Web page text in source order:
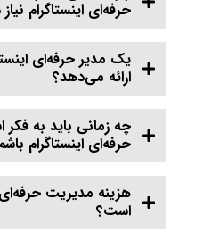
حرفه‌ای اینستاگرام نیاز
یک مدیر حرفه‌ای
ارائه می‌دهد؟
چه زمانی باید به
حرفه‌ای اینستاگرام
هزینه مدیریت حرفه‌ای
است؟